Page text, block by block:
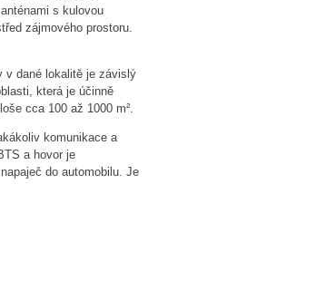
s kulovou
zájmového prostoru.
v dané lokalitě je závislý
která je účinně
cca 100 až 1000 m².
komunikace a
a hovor je
do automobilu. Je